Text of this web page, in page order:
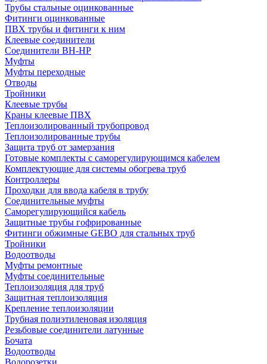
Трубы стальные оцинкованные
Фитинги оцинкованные
ПВХ трубы и фитинги к ним
Клеевые соединители
Соединители ВН-НР
Муфты
Муфты переходные
Отводы
Тройники
Клеевые трубы
Краны клеевые ПВХ
Теплоизолированный трубопровод
Теплоизолированные трубы
Защита труб от замерзания
Готовые комплекты с саморегулирующимся кабелем
Комплектующие для системы обогрева труб
Контроллеры
Проходки для ввода кабеля в трубу
Соединительные муфты
Саморегулирующийся кабель
Защитные трубы гофрированные
Фитинги обжимные GEBO для стальных труб
Тройники
Водоотводы
Муфты ремонтные
Муфты соединительные
Теплоизоляция для труб
Защитная теплоизоляция
Крепление теплоизоляции
Трубная полиэтиленовая изоляция
Резьбовые соединители латунные
Бочата
Водоотводы
Водорозетки